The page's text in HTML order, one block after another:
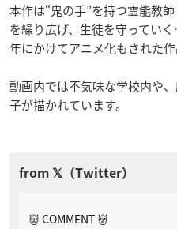
本作は“鬼の手”を持つ霊能教
を繰り広げ、生徒を守ってい
年にかけてアニメ化もされた作
動画内では不気味な学校内や
子が描かれています。
👹 COMMENT 👹